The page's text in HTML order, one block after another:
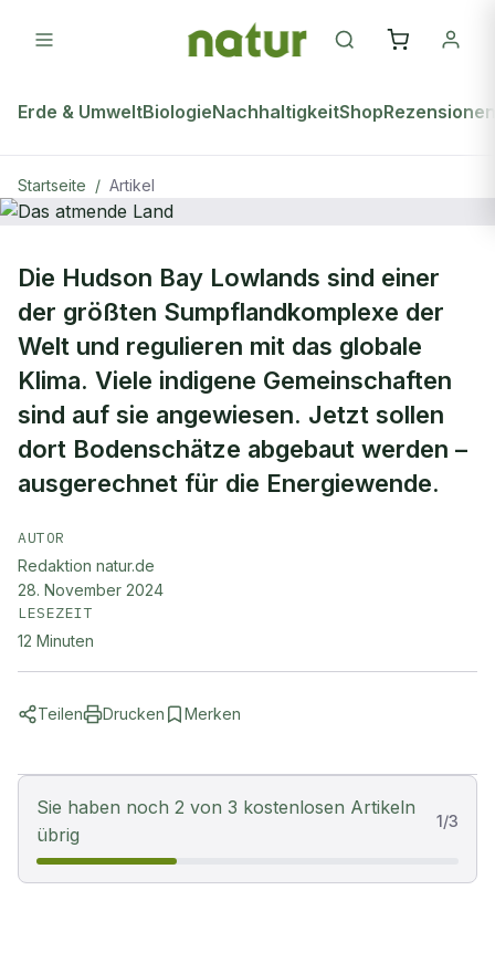
Erde & UmweltBiologieNachhaltigkeitShopRezensionen
Startseite / Artikel
Das atmende Land
Die Hudson Bay Lowlands sind einer
der größten Sumpflandkomplexe der
Welt und regulieren mit das globale
Klima. Viele indigene Gemeinschaften
sind auf sie angewiesen. Jetzt sollen
dort Bodenschätze abgebaut werden –
ausgerechnet für die Energiewende.
AUTOR
Redaktion natur.de
28. November 2024
LESEZEIT
12 Minuten
Teilen Drucken Merken
Sie haben noch 2 von 3 kostenlosen Artikeln
übrig
1/3